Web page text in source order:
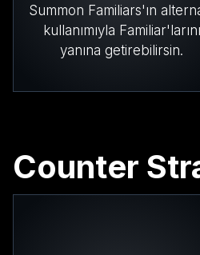
Summon Familiars'ın
kullanımıyla Familiar'larını
yanına getirebilirsin.
Counter